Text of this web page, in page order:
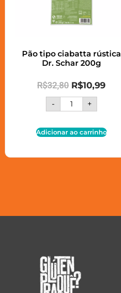
Pão tipo ciabatta rústica
Dr. Schar 200g
R$32,80 R$10,99
- +
Adicionar ao carrinho